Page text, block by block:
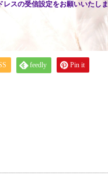
スの受信設定をお願いいたしま
feedly Pin it